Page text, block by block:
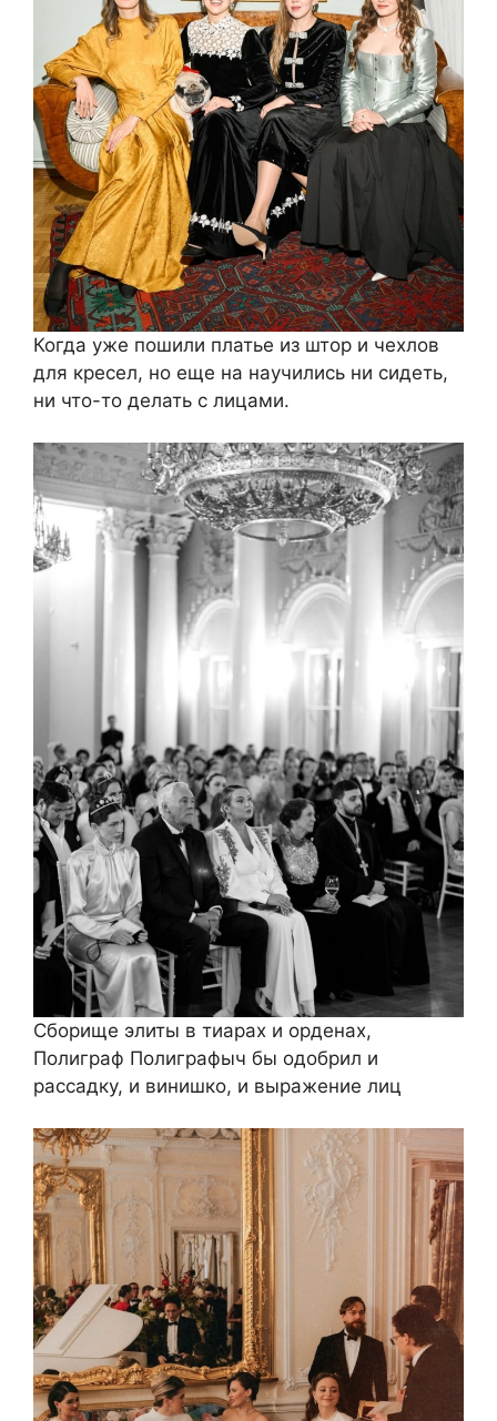
Когда уже пошили платье из штор и чехлов
для кресел, но еще на научились ни сидеть,
ни что-то делать с лицами.
Сборище элиты в тиарах и орденах,
Полиграф Полиграфыч бы одобрил и
рассадку, и винишко, и выражение лиц